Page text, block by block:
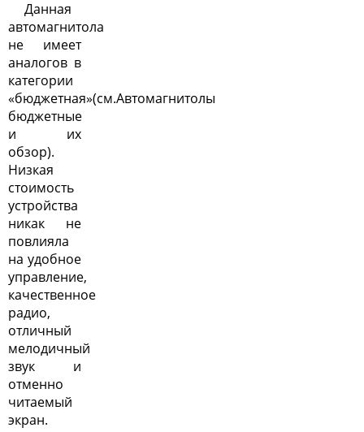
Данная
автомагнитола
не имеет
аналогов в
категории
«бюджетная»(см.Автомагнитолы
бюджетные
и их
обзор).
Низкая
стоимость
устройства
никак не
повлияла
на удобное
управление,
качественное
радио,
отличный
мелодичный
звук и
отменно
читаемый
экран.